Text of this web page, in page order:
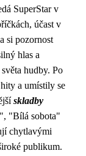
SuperStar v
účast v
si pozornost
hlas a
hudby. Po
a umístily se
skladby
"Bílá sobota"
chytlavými
publikum.